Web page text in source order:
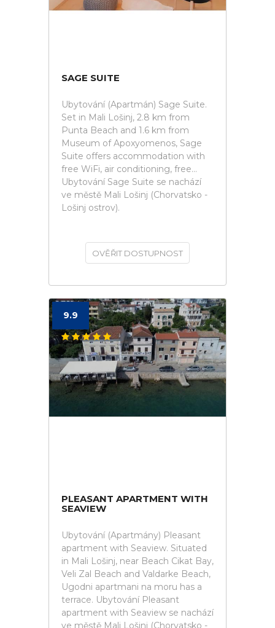
SAGE SUITE
Ubytování (Apartmán) Sage Suite.
Set in Mali Lošinj, 2.8 km from
Punta Beach and 1.6 km from
Museum of Apoxyomenos, Sage
Suite offers accommodation with
free WiFi, air conditioning, free...
Ubytování Sage Suite se nachází
ve městě Mali Lošinj (Chorvatsko -
Lošinj ostrov).
OVĚŘIT DOSTUPNOST
9.9
PLEASANT APARTMENT WITH
SEAVIEW
Ubytování (Apartmány) Pleasant
apartment with Seaview. Situated
in Mali Lošinj, near Beach Cikat Bay,
Veli Zal Beach and Valdarke Beach,
Ugodni apartmani na moru has a
terrace. Ubytování Pleasant
apartment with Seaview se nachází
ve městě Mali Lošinj (Chorvatsko -